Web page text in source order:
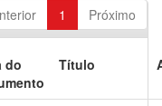
1 Próximo
do
Título